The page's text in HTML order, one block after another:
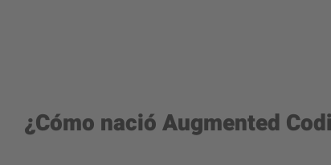
¿Cómo nació Augmented